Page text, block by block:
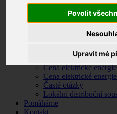
Povolit
Upravit mé
Ceník tepelné energie
Ceník tepelné energie
Ceník tepelné energie
Smluvní dokumentace
Ceník elektrické
Cena elektrické
Cena elektrické
Časté otázky
Lokální distribuční
Pomáháme
Kontakt